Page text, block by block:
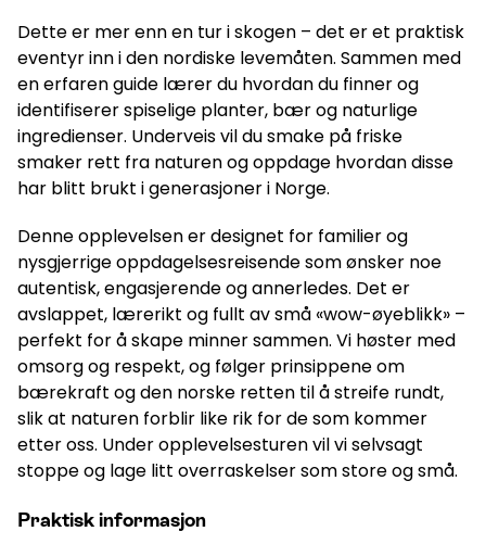
Dette er mer enn en tur i skogen – det er et praktisk
eventyr inn i den nordiske levemåten. Sammen med
en erfaren guide lærer du hvordan du finner og
identifiserer spiselige planter, bær og naturlige
ingredienser. Underveis vil du smake på friske
smaker rett fra naturen og oppdage hvordan disse
har blitt brukt i generasjoner i Norge.
Denne opplevelsen er designet for familier og
nysgjerrige oppdagelsesreisende som ønsker noe
autentisk, engasjerende og annerledes. Det er
avslappet, lærerikt og fullt av små «wow-øyeblikk» –
perfekt for å skape minner sammen. Vi høster med
omsorg og respekt, og følger prinsippene om
bærekraft og den norske retten til å streife rundt,
slik at naturen forblir like rik for de som kommer
etter oss. Under opplevelsesturen vil vi selvsagt
stoppe og lage litt overraskelser som store og små.
Praktisk informasjon